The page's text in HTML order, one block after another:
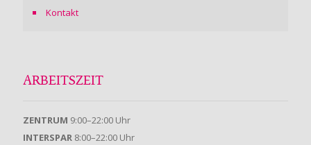
Kontakt
ARBEITSZEIT
ZENTRUM 9:00–22:00 Uhr
INTERSPAR 8:00–22:00 Uhr